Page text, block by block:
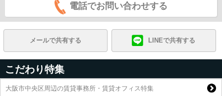
電話でお問い合わせする
メールで共有する LINEで共有する
こだわり特集
大阪市中央区周辺の賃貸事務所・賃貸オフィス特集